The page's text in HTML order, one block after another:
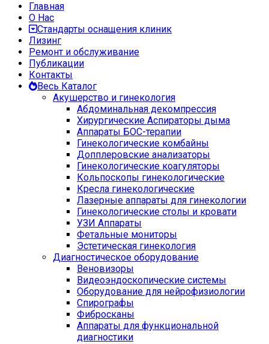
Главная
О Нас
Стандарты оснащения клиник
Лизинг
Ремонт и обслуживание
Публикации
Контакты
Весь Каталог
Акушерство и гинекология
Абдоминальная декомпрессия
Хирургические Аспираторы дыма
Аппараты БОС-терапии
Гинекологические комбайны
Допплеровские анализаторы
Гинекологические коагуляторы
Кольпоскопы гинекологические
Кресла гинекологические
Лазерные аппараты для гинекологии
Гинекологические столы и кровати
УЗИ Аппараты
Фетальные мониторы
Эстетическая гинекология
Диагностическое оборудование
Веновизоры
Видеоэндоскопические системы
Оборудование для нейрофизиологии
Спирографы
Фибросканы
Аппараты для функциональной
диагностики